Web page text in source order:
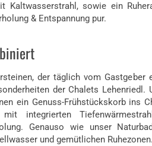
Kaltwasserstrahl, sowie ein
& Entspannung pur.
der täglich vom Gastgeber
der Chalets Lehenriedl.
ein Genuss-Frühstückskorb ins
integrierten
Genauso wie unser
und gemütlichen Ruhezonen.